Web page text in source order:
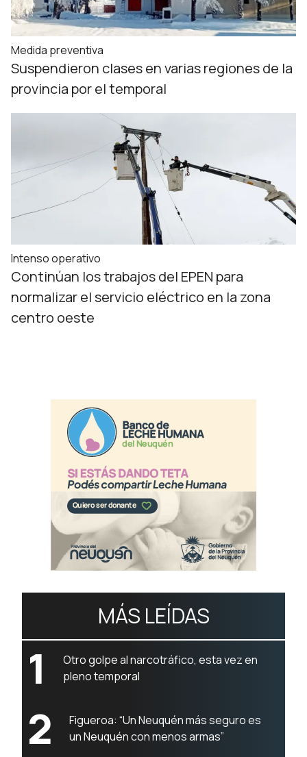
Medida preventiva
Suspendieron clases en varias regiones de la
provincia por el temporal
Intenso operativo
Continúan los trabajos del EPEN para
normalizar el servicio eléctrico en la zona
centro oeste
MÁS LEÍDAS
1
Otro golpe al narcotráfico, esta vez en
pleno temporal
2
Figueroa: “Un Neuquén más seguro es
un Neuquén con menos armas”